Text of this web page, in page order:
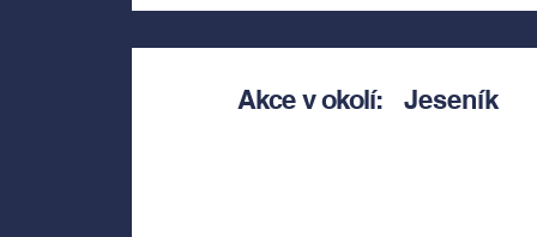
Akce v okolí: Jeseník